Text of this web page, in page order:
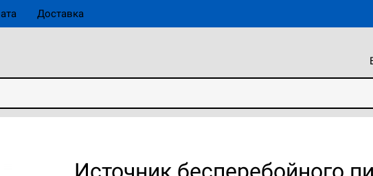
Доставка